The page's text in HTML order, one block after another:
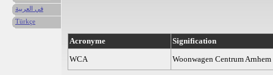
Acronyme
Signification
WCA
Woonwagen Centrum Arnhem
في العربية
Türkçe